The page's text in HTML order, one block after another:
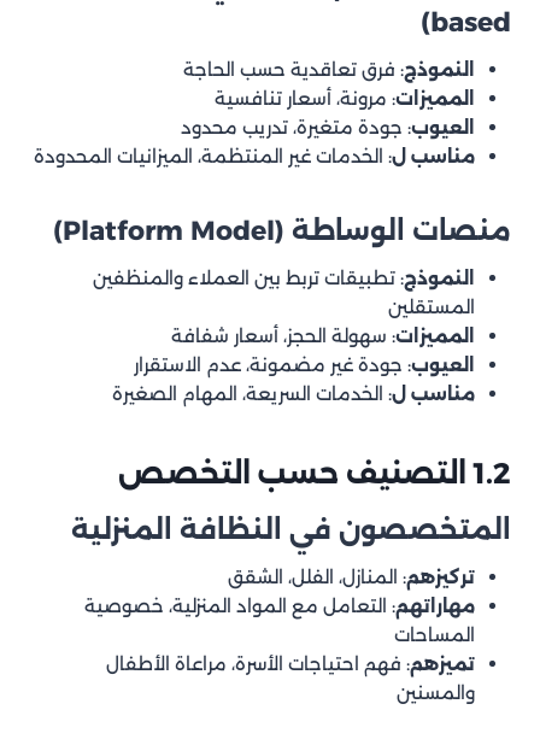
3. الشفافية المالية
4. نظام تدريب الفريق
6. نظام المتابعة والجودة
معايير التميز المتقدمة (ما يجعل الشركة الأفضل)
7. البحث والتطوير
8. المسؤولية المجتمعية والبيئية
10. السمعة والاستمرارية
3.2 اختبار الزيارة الاستشارية
based)
النموذج: فرق تعاقدية حسب الحاجة
المميزات: مرونة، أسعار تنافسية
العيوب: جودة متغيرة، تدريب محدود
مناسب ل: الخدمات غير المنتظمة، الميزانيات المحدودة
منصات الوساطة (Platform Model)
النموذج: تطبيقات تربط بين العملاء والمنظفين
المستقلين
المميزات: سهولة الحجز، أسعار شفافة
العيوب: جودة غير مضمونة، عدم الاستقرار
مناسب ل: الخدمات السريعة، المهام الصغيرة
1.2 التصنيف حسب التخصص
المتخصصون في النظافة المنزلية
تركيزهم: المنازل، الفلل، الشقق
مهاراتهم: التعامل مع المواد المنزلية، خصوصية
المساحات
تميزهم: فهم احتياجات الأسرة، مراعاة الأطفال
والمسنين